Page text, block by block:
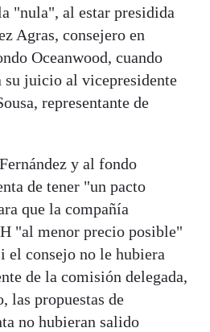
"nula", al estar presidida
Agras, consejero en
Oceanwood, cuando
su juicio al vicepresidente
representante de
y al fondo
de tener "un pacto
que la compañía
"al menor precio posible"
el consejo no le hubiera
de la comisión delegada,
las propuestas de
no hubieran salido